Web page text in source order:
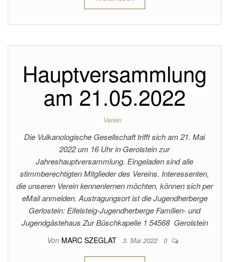
Hauptversammlung
am 21.05.2022
Verein
Die Vulkanologische Gesellschaft trifft sich am 21. Mai
2022 um 16 Uhr in Gerolstein zur
Jahreshauptversammlung. Eingeladen sind alle
stimmberechtigten Mitglieder des Vereins. Interessenten,
die unseren Verein kennenlernen möchten, können sich per
eMail anmelden. Austragungsort ist die Jugendherberge
Gerlostein: Eifelsteig-Jugendherberge Familien- und
Jugendgästehaus Zur Büschkapelle 1 54568 Gerolstein
Von MARC SZEGLAT 3. Mai 2022 0